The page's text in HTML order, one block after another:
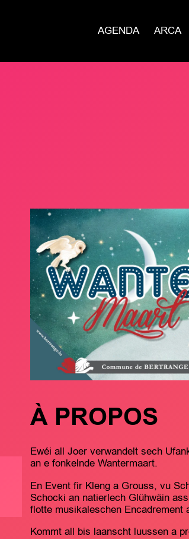
AGENDA ARCA
À PROPOS
Ewéi all Joer verwandelt sech
an e fonkelnde Wantermaart.
En Event fir Kleng a Grouss, vu
Schocki an natierlech Glühwäin
flotte musikaleschen Encadrement
Kommt all bis laanscht luussen a